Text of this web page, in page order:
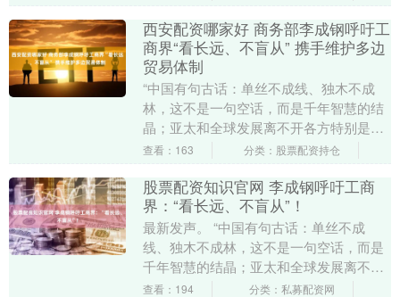
西安配资哪家好 商务部李成钢呼吁工
商界“看长远、不盲从” 携手维护多边
贸易体制
“中国有句古话：单丝不成线、独木不成
林，这不是一句空话，而是千年智慧的结
晶；亚太和全球发展离不开各方特别是工
商界的共同努力，希望我们凝聚共识、携
查看：163 分类：股票配资持仓
股票配资知识官网 李成钢呼吁工商
界：“看长远、不盲从”！
最新发声。 “中国有句古话：单丝不成
线、独木不成林，这不是一句空话，而是
千年智慧的结晶；亚太和全球发展离不开
各方特别是工商界的共同努力，希望我们
查看：194 分类：私募配资网